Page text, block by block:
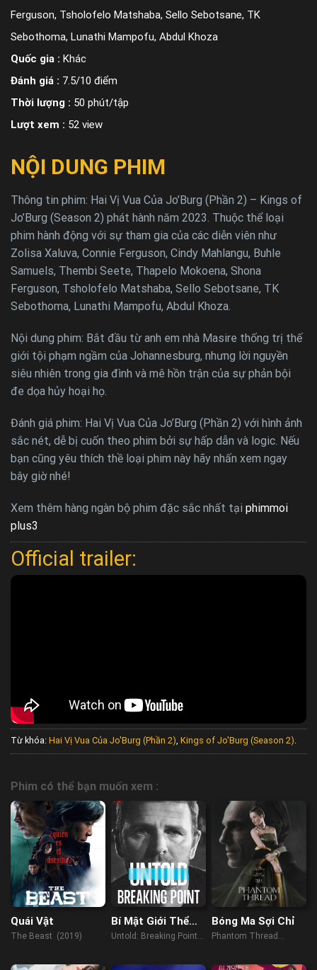
Ferguson, Tsholofelo Matshaba, Sello Sebotsane, TK
Sebothoma, Lunathi Mampofu, Abdul Khoza
Quốc gia : Khác
Đánh giá : 7.5/10 điểm
Thời lượng : 50 phút/tập
Lượt xem : 52 view
NỘI DUNG PHIM
Thông tin phim: Hai Vị Vua Của Jo’Burg (Phần 2) – Kings of
Jo’Burg (Season 2) phát hành năm 2023. Thuộc thể loại
phim hành động với sự tham gia của các diễn viên như
Zolisa Xaluva, Connie Ferguson, Cindy Mahlangu, Buhle
Samuels, Thembi Seete, Thapelo Mokoena, Shona
Ferguson, Tsholofelo Matshaba, Sello Sebotsane, TK
Sebothoma, Lunathi Mampofu, Abdul Khoza.
Nội dung phim: Bắt đầu từ anh em nhà Masire thống trị thế
giới tội phạm ngầm của Johannesburg, nhưng lời nguyền
siêu nhiên trong gia đình và mê hồn trận của sự phản bội
đe dọa hủy hoại họ.
Đánh giá phim: Hai Vị Vua Của Jo’Burg (Phần 2) với hình ảnh
sắc nét, dễ bị cuốn theo phim bởi sự hấp dẫn và logic. Nếu
bạn cũng yêu thích thề loại phim này hãy nhấn xem ngay
bây giờ nhé!
Xem thêm hàng ngàn bộ phim đặc sắc nhất tại phimmoi
plus3
Official trailer:
Từ khóa: Hai Vị Vua Của Jo'Burg (Phần 2) Kings of Jo'Burg (Season 2)
Phim có thể bạn muốn xem :
Quái Vật
The Beast (2019)
Bí Mật Giới Thể
Thao: Điểm Phá
Untold: Breaking Point
Bóng Ma Sợi Chỉ
Phantom Thread